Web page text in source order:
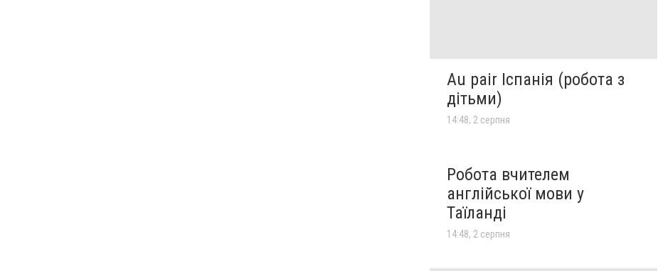
Au pair Іспанія (робота з
дітьми)
14:48, 2 серпня
Робота вчителем
англійської мови у
Таїланді
14:48, 2 серпня